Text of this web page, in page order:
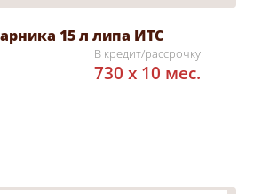
15 л липа ИТС
В кредит/рассрочку:
730 x 10 мес.